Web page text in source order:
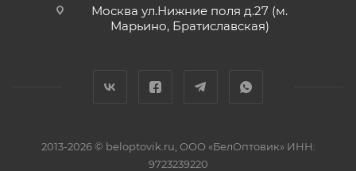
Москва ул.Нижние поля д.27 (м.
Марьино, Братиславская)
2013-2026 © beloptovik.ru, ООО «БелОптовик» ИНН:
9723239220